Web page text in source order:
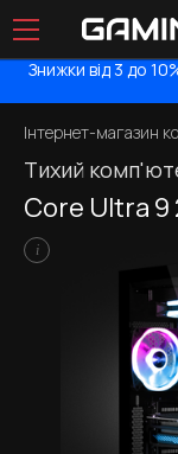
Знижки від 3 до
Інтернет-магазин
Тихий
Core Ultra 9
i